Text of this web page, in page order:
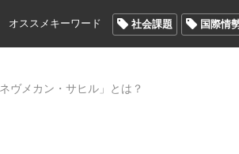
オススメキーワード 社会課題 国際情
ヴメカン・サヒル」とは？